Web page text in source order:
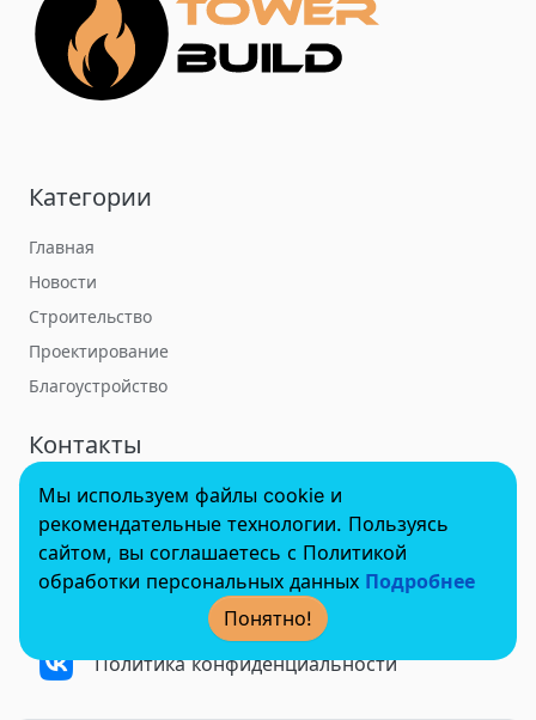
Категории
Главная
Новости
Строительство
Проектирование
Благоустройство
Контакты
towerbuildforum@yandex.ru
© 2022 - 2025 InvestSteel, Inc. Все права защищены.
Политика конфиденциальности
Мы используем файлы cookie и
рекомендательные технологии. Пользуясь
сайтом, вы соглашаетесь с Политикой
обработки персональных данных Подробнее
Понятно!